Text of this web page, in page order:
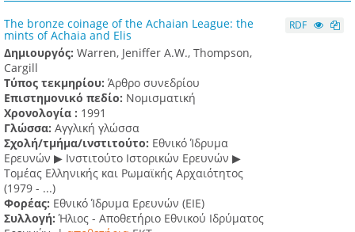
The bronze coinage of the Achaian League: the
mints of Achaia and Elis
Δημιουργός: Warren, Jeniffer A.W., Thompson,
Cargill
Τύπος τεκμηρίου: Άρθρο συνεδρίου
Επιστημονικό πεδίο: Νομισματική
Χρονολογία : 1991
Γλώσσα: Αγγλική γλώσσα
Σχολή/τμήμα/ινστιτούτο: Εθνικό Ίδρυμα
Ερευνών ▶ Ινστιτούτο Ιστορικών Ερευνών ▶
Τομέας Ελληνικής και Ρωμαϊκής Αρχαιότητος
(1979 - ...)
Φορέας: Εθνικό Ίδρυμα Ερευνών (ΕΙΕ)
Συλλογή:Ήλιος - Αποθετήριο Εθνικού Ιδρύματος
RDF